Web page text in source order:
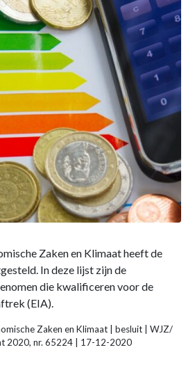
Zaken en Klimaat heeft de
In deze lijst zijn de
die kwalificeren voor de
(EIA).
Zaken en Klimaat | besluit | WJZ/
2020, nr. 65224 | 17-12-2020